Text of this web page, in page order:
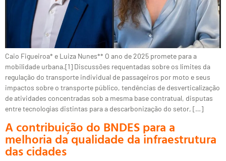
Caio Figueiroa* e Luiza Nunes** O ano de 2025 promete para a
mobilidade urbana.[1] Discussões requentadas sobre os limites da
regulação do transporte individual de passageiros por moto e seus
impactos sobre o transporte público, tendências de desverticalização
de atividades concentradas sob a mesma base contratual, disputas
entre tecnologias distintas para a descarbonização do setor, […]
A contribuição do BNDES para a
melhoria da qualidade da infraestrutura
das cidades